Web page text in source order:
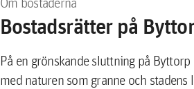
Bostadsrätter på
På en grönskande sluttning på
med naturen som granne och